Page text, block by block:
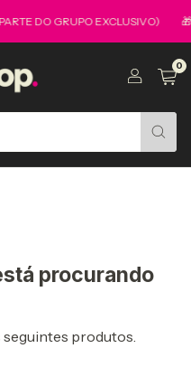
DO GRUPO EXCLUSIVO)
0
procurando
seguintes produtos.